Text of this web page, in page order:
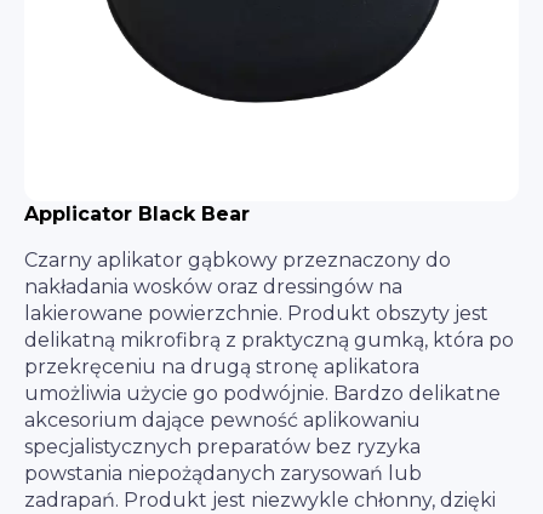
Applicator Black Bear
Czarny aplikator gąbkowy przeznaczony do
nakładania wosków oraz dressingów na
lakierowane powierzchnie. Produkt obszyty jest
delikatną mikrofibrą z praktyczną gumką, która po
przekręceniu na drugą stronę aplikatora
umożliwia użycie go podwójnie. Bardzo delikatne
akcesorium dające pewność aplikowaniu
specjalistycznych preparatów bez ryzyka
powstania niepożądanych zarysowań lub
zadrapań. Produkt jest niezwykle chłonny, dzięki